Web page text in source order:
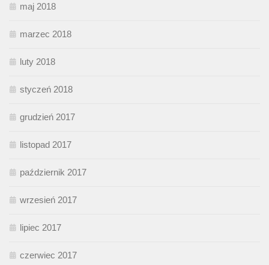
maj 2018
marzec 2018
luty 2018
styczeń 2018
grudzień 2017
listopad 2017
październik 2017
wrzesień 2017
lipiec 2017
czerwiec 2017